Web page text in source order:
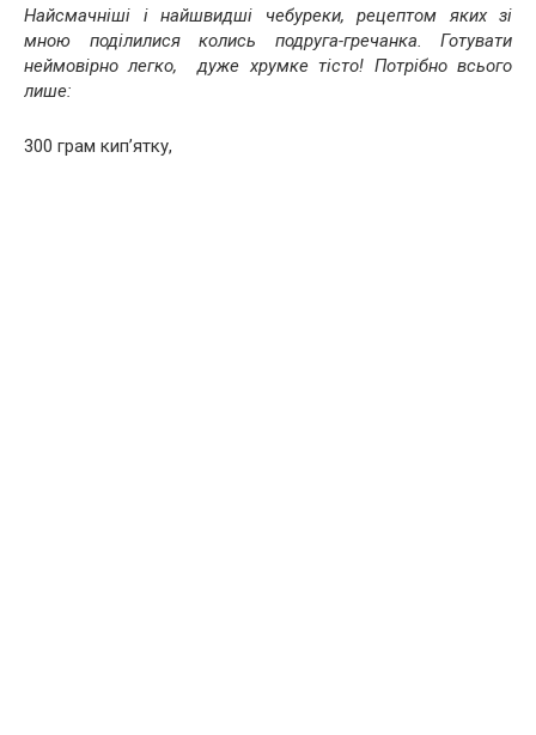
Найсмачніші і найшвидші чебуреки, рецептом яких зі
мною поділилися колись подруга-гречанка. Готувати
неймовірно легко, дуже хрумке тісто! Потрібно всього
лише:
300 грам кип’ятку,